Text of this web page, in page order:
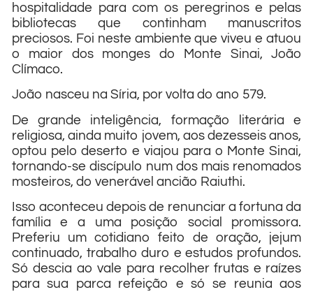
hospitalidade para com os peregrinos e pelas
bibliotecas que continham manuscritos
preciosos. Foi neste ambiente que viveu e atuou
o maior dos monges do Monte Sinai, João
Clímaco.
João nasceu na Síria, por volta do ano 579.
De grande inteligência, formação literária e
religiosa, ainda muito jovem, aos dezesseis anos,
optou pelo deserto e viajou para o Monte Sinai,
tornando-se discípulo num dos mais renomados
mosteiros, do venerável ancião Raiuthi.
Isso aconteceu depois de renunciar a fortuna da
família e a uma posição social promissora.
Preferiu um cotidiano feito de oração, jejum
continuado, trabalho duro e estudos profundos.
Só descia ao vale para recolher frutas e raízes
para sua parca refeição e só se reunia aos